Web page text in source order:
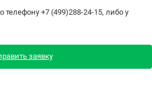
+7 (499)288-24-15, либо у
заявку